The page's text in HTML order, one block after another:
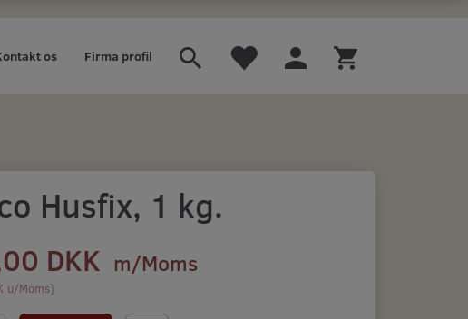
Firma profil
os
Husfix, 1 kg.
DKK m/Moms
u/Moms)